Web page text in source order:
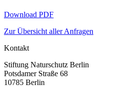
Download PDF
Zur Übersicht aller Anfragen
Kontakt
Stiftung Naturschutz Berlin
Potsdamer Straße 68
10785 Berlin